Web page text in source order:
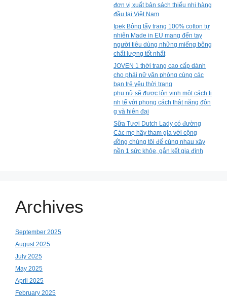
đơn vị xuất bản sách thiếu nhi hàng
đầu tại Việt Nam
Ipek Bông tẩy trang 100% cotton tự
nhiên Made in EU mang đến tay
người tiêu dùng những miếng bông
chất lượng tốt nhất
JOVEN 1 thời trang cao cấp dành
cho phái nữ văn phòng cùng các
bạn trẻ yêu thời trang
phụ nữ sẽ được tôn vinh một cách ti
nh tế với phong cách thật năng độn
g và hiện đại
Sữa Tươi Dutch Lady có đường
Các mẹ hãy tham gia với cộng
đồng chúng tôi để cùng nhau xây
nền 1 sức khỏe, gắn kết gia đình
Archives
September 2025
August 2025
July 2025
May 2025
April 2025
February 2025